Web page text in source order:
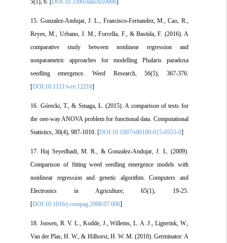
15. Gonzalez‐Andujar, J. L., Francisco‐Fernandez, M., Cao, R.,
Reyes, M., Urbano, J. M., Forcella, F., & Bastida, F. (2016). A
comparative study between nonlinear regression and
nonparametric approaches for modelling Phalaris paradoxa
seedling emergence. Weed Research, 56(5), 367-376.
[DOI:10.1111/wre.12216
16. Górecki, T., & Smaga, Ł. (2015). A comparison of tests for
the one-way ANOVA problem for functional data. Computational
Statistics, 30(4), 987-1010. [DOI:10.1007/s00180-015-0555-0
17. Haj Seyedhadi, M. R., & Gonzalez-Andujar, J. L. (2009).
Comparison of fitting weed seedling emergence models with
nonlinear regression and genetic algorithm. Computers and
Electronics in Agriculture, 65(1), 19-25.
[DOI:10.1016/j.compag.2008.07.006
18. Joosen, R. V. L., Kodde, J., Willems, L. A. J., Ligterink, W.,
Van der Plas, H. W., & Hilhorst, H. W. M. (2010). Germinator: A